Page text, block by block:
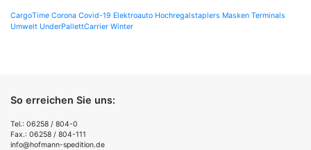
CargoTime Corona Covid-19 Elektroauto Hochregalstaplers Masken Terminals
Umwelt UnderPallettCarrier Winter
So erreichen Sie uns:
Tel.: 06258 / 804-0
Fax.: 06258 / 804-111
info@hofmann-spedition.de